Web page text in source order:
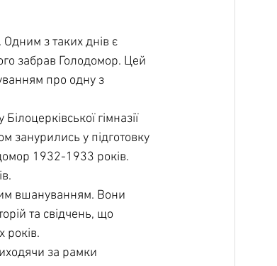
Одним з таких днів є
забрав Голодомор. Цей
про одну з
гімназії
занурились у підготовку
1932-1933 років.
вшануванням. Вони
та свідчень, що
років.
за рамки